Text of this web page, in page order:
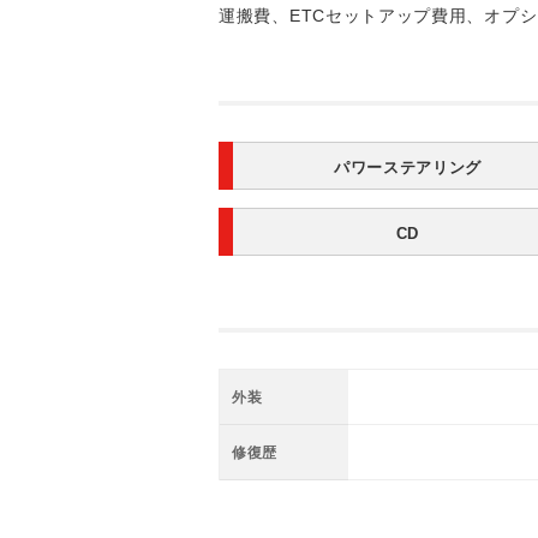
運搬費、ETCセットアップ費用、オプ
パワーステアリング
CD
外装
修復歴